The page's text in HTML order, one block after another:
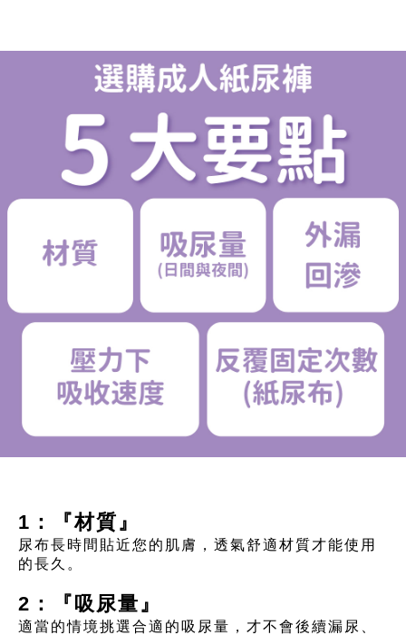
1：『材質』
尿布長時間貼近您的肌膚，透氣舒適材質才能使用
的長久。
2：『吸尿量』
適當的情境挑選合適的吸尿量，才不會後續漏尿、